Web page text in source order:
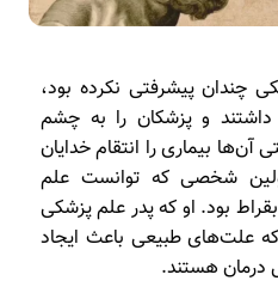
چندان پیشرفتی نکرده بود،
داشتند و پزشکان را به چشم
آن‌ها بیماری را انتقام خدایان
شخصی که توانست علم
بود. او که پدر علم پزشکی
که علت‌های طبیعی باعث ایجاد
درمان هستند.